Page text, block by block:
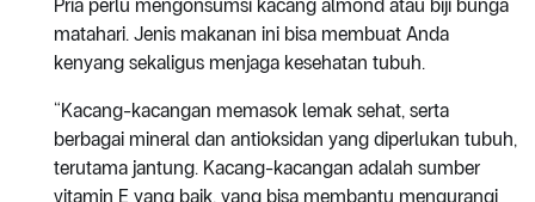
Pria perlu mengonsumsi kacang almond atau biji bunga
matahari. Jenis makanan ini bisa membuat Anda
kenyang sekaligus menjaga kesehatan tubuh.
“Kacang-kacangan memasok lemak sehat, serta
berbagai mineral dan antioksidan yang diperlukan tubuh,
terutama jantung. Kacang-kacangan adalah sumber
vitamin E yang baik, yang bisa membantu mengurangi